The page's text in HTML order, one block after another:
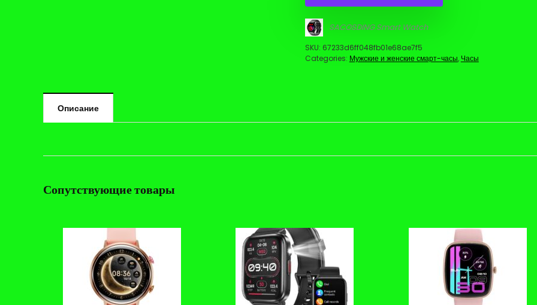
SACOSDING Smart Watch
SKU: 67233d6ff048fb01e68ae7f5
Categories: Мужские и женские смарт-часы, Часы
Описание
Сопутствующие товары